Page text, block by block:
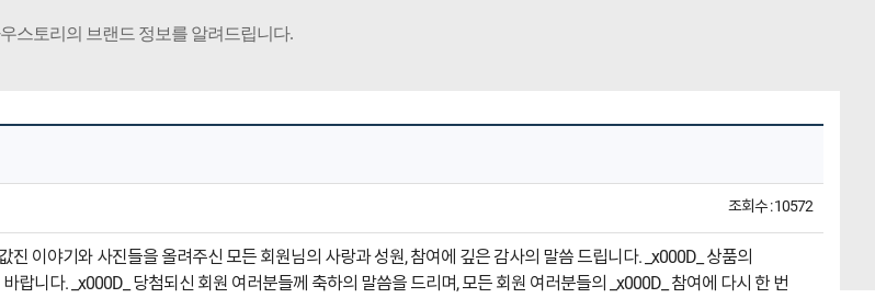
스토리의 브랜드 정보를 알려드립니다.
조회수 : 10572
이야기와 사진들을 올려주신 모든 회원님의 사랑과 성원, 참여에 깊은 감사의 말씀 드립니다. _x000D_ 상품의
니다. _x000D_ 당첨되신 회원 여러분들께 축하의 말씀을 드리며, 모든 회원 여러분들의 _x000D_ 참여에 다시 한 번